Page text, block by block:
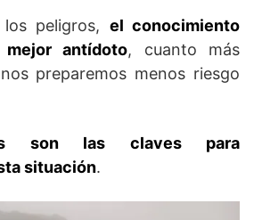
peligros, el conocimiento
antídoto, cuanto más
preparemos menos riesgo
son las claves para
situación.